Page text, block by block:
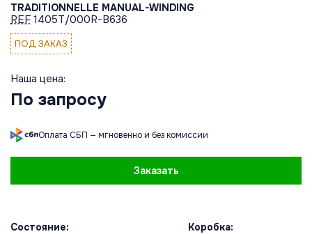
TRADITIONNELLE MANUAL-WINDING
REF 1405T/000R-B636
ПОД ЗАКАЗ
Наша цена:
По запросу
Оплата СБП — мгновенно и без комиссии
Заказать
Состояние:
Коробка: